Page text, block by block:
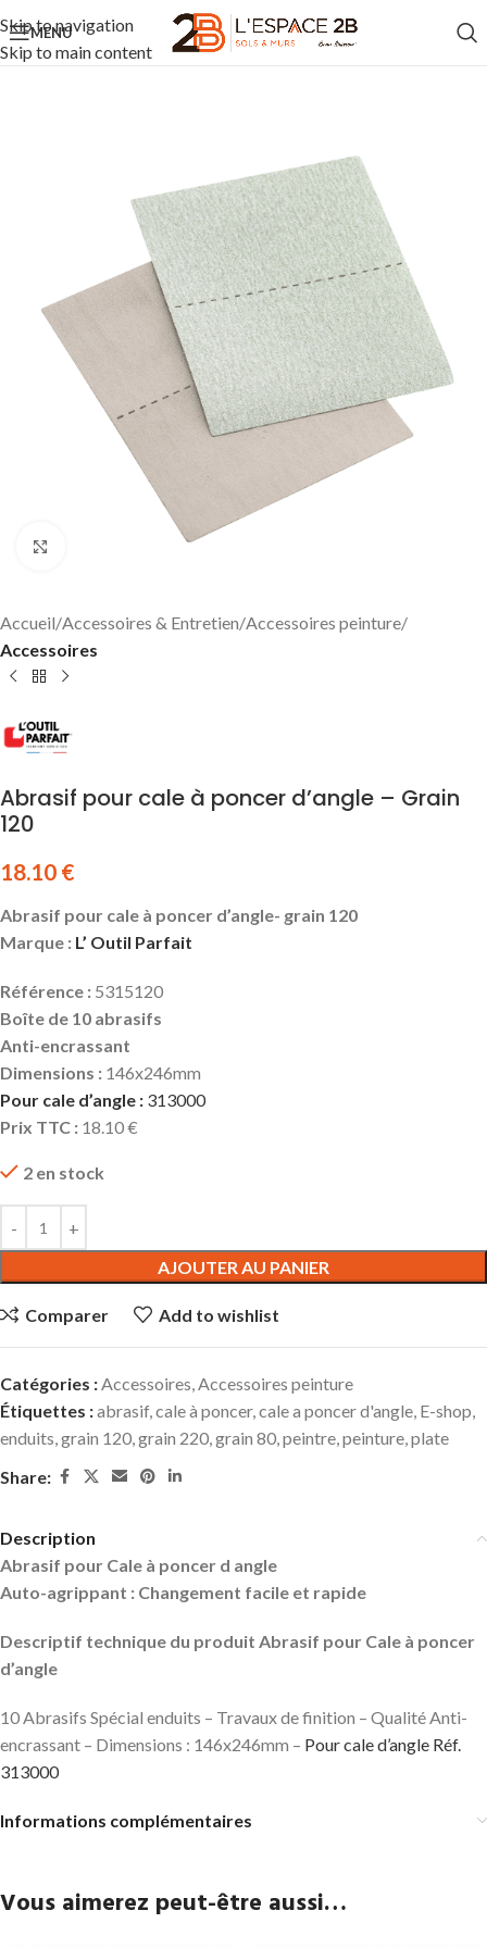
Skip to navigation
Skip to main content
MENU
Accueil Accessoires & Entretien Accessoires peinture
Accessoires
Abrasif pour cale à poncer d’angle – Grain
120
18.10 €
Abrasif pour cale à poncer d’angle- grain 120
Marque : L’ Outil Parfait
Référence : 5315120
Boîte de 10 abrasifs
Anti-encrassant
Dimensions : 146x246mm
Pour cale d’angle : 313000
Prix TTC : 18.10 €
2 en stock
AJOUTER AU PANIER
Comparer Add to wishlist
Catégories :Accessoires,Accessoires peinture
Étiquettes :abrasif,cale à poncer,cale a poncer d'angle, E-shop,
enduits,grain 120,grain 220,grain 80,peintre,peinture,plate
Share:
Description
Abrasif pour Cale à poncer d angle
Auto-agrippant : Changement facile et rapide
Descriptif technique du produit Abrasif pour Cale à poncer
d’angle
10 Abrasifs Spécial enduits – Travaux de finition – Qualité Anti-
encrassant – Dimensions : 146x246mm – Pour cale d’angle Réf.
313000
Informations complémentaires
Vous aimerez peut-être aussi…